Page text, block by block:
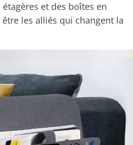
et des boîtes en
les alliés qui changent la